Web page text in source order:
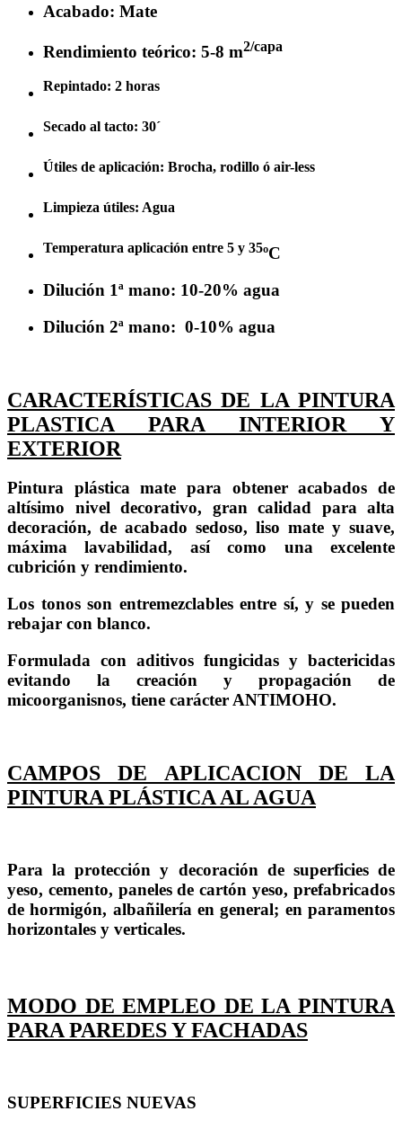
Acabado: Mate
Rendimiento teórico: 5-8 m2/capa
Repintado: 2 horas
Secado al tacto: 30´
Útiles de aplicación: Brocha, rodillo ó air-less
Limpieza útiles: Agua
Temperatura aplicación entre 5 y 35ºC
Dilución 1ª mano: 10-20% agua
Dilución 2ª mano: 0-10% agua
CARACTERÍSTICAS DE LA PINTURA
PLASTICA PARA INTERIOR Y
EXTERIOR
Pintura plástica mate para obtener acabados de
altísimo nivel decorativo, gran calidad para alta
decoración, de acabado sedoso, liso mate y suave,
máxima lavabilidad, así como una excelente
cubrición y rendimiento.
Los tonos son entremezclables entre sí, y se pueden
rebajar con blanco.
Formulada con aditivos fungicidas y bactericidas
evitando la creación y propagación de
micoorganisnos, tiene carácter ANTIMOHO.
CAMPOS DE APLICACION DE LA
PINTURA PLÁSTICA AL AGUA
Para la protección y decoración de superficies de
yeso, cemento, paneles de cartón yeso, prefabricados
de hormigón, albañilería en general; en paramentos
horizontales y verticales.
MODO DE EMPLEO DE LA PINTURA
PARA PAREDES Y FACHADAS
SUPERFICIES NUEVAS